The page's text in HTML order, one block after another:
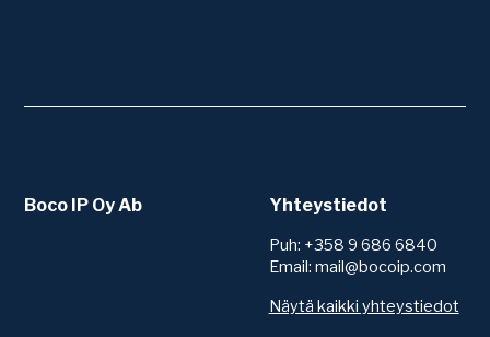
Boco IP Oy Ab Yhteystiedot
Puh: +358 9 686 6840
Email: mail@bocoip.com
Näytä kaikki yhteystiedot